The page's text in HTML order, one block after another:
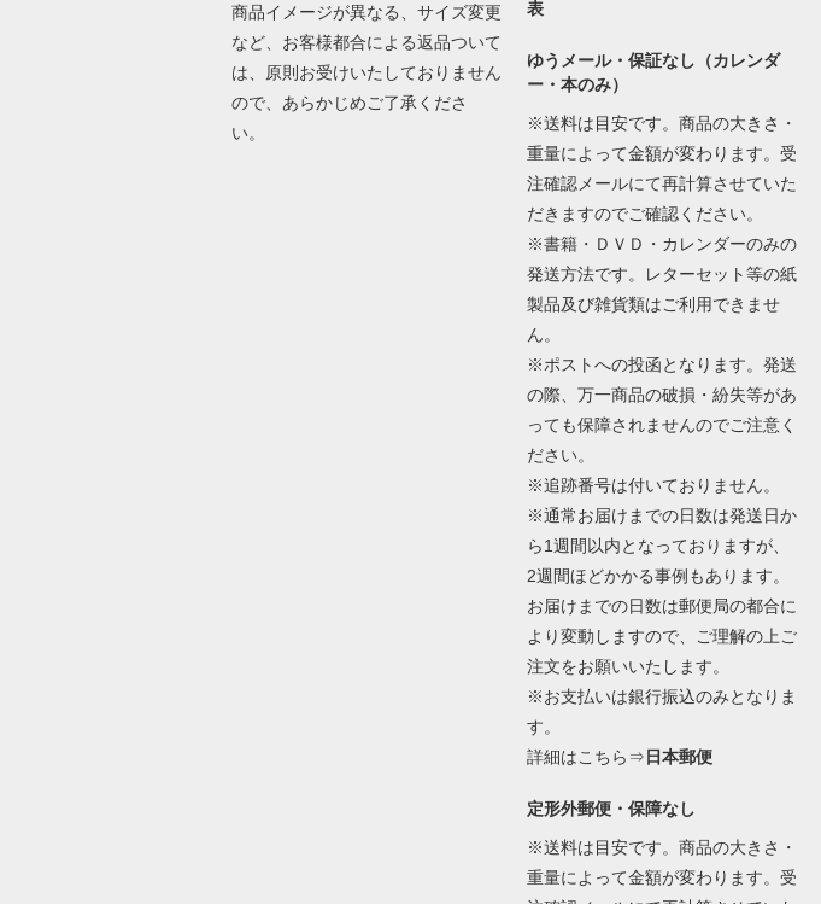
商品イメージが異なる、サイズ変更
など、お客様都合による返品ついて
は、原則お受けいたしておりません
ので、あらかじめご了承くださ
い。
表
ゆうメール・保証なし（カレンダ
ー・本のみ）
※送料は目安です。商品の大きさ・
重量によって金額が変わります。受
注確認メールにて再計算させていた
だきますのでご確認ください。
※書籍・ＤＶＤ・カレンダーのみの
発送方法です。レターセット等の紙
製品及び雑貨類はご利用できませ
ん。
※ポストへの投函となります。発送
の際、万一商品の破損・紛失等があ
っても保障されませんのでご注意く
ださい。
※追跡番号は付いておりません。
※通常お届けまでの日数は発送日か
ら1週間以内となっておりますが、
2週間ほどかかる事例もあります。
お届けまでの日数は郵便局の都合に
より変動しますので、ご理解の上ご
注文をお願いいたします。
※お支払いは銀行振込のみとなりま
す。
詳細はこちら⇒ 日本郵便
定形外郵便・保障なし
※送料は目安です。商品の大きさ・
重量によって金額が変わります。受